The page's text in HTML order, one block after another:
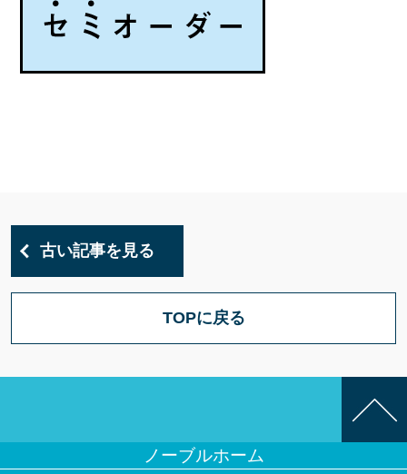
古い記事を見る
TOPに戻る
ノーブルホーム